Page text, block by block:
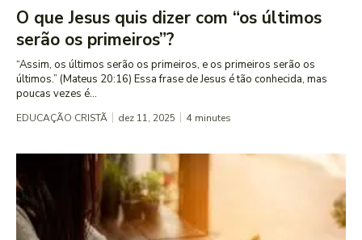
O que Jesus quis dizer com “os últimos
serão os primeiros”?
“Assim, os últimos serão os primeiros, e os primeiros serão os
últimos.” (Mateus 20:16) Essa frase de Jesus é tão conhecida, mas
poucas vezes é...
EDUCAÇÃO CRISTÃ dez 11, 2025 4 minutes